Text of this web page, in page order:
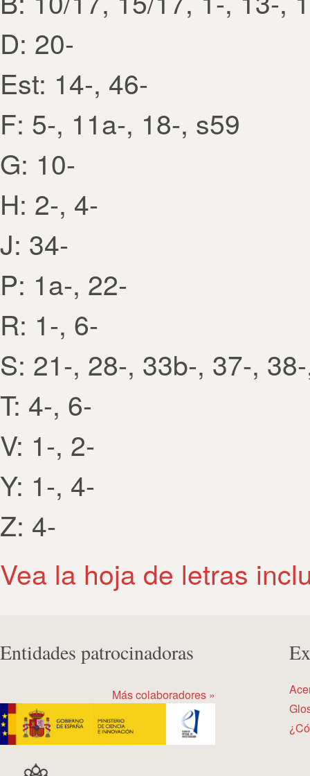
D: 20-
Est: 14-, 46-
F: 5-, 11a-, 18-, s59
G: 10-
H: 2-, 4-
J: 34-
P: 1a-, 22-
R: 1-, 6-
S: 21-, 28-, 33b-, 37-,
T: 4-, 6-
V: 1-, 2-
Y: 1-, 4-
Z: 4-
Vea la hoja de letras
Entidades patrocinadoras
Más colaboradores »